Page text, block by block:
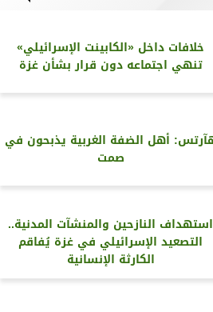
خلافات داخل «الكابينت الإسرائيلي»
تنهي اجتماعه دون قرار بشأن غزة
أهل الضفة الغربية يذبحون في
صمت
استهداف النازحين والمنشآت المدنية..
التصعيد الإسرائيلي في غزة يُفاقم
الكارثة الإنسانية